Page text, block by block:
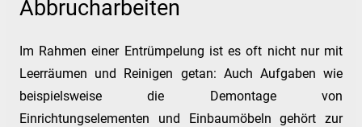
Abbrucharbeiten
Im Rahmen einer Entrümpelung ist es oft nicht nur mit
Leerräumen und Reinigen getan: Auch Aufgaben wie
beispielsweise die Demontage von
Einrichtungselementen und Einbaumöbeln gehört zur